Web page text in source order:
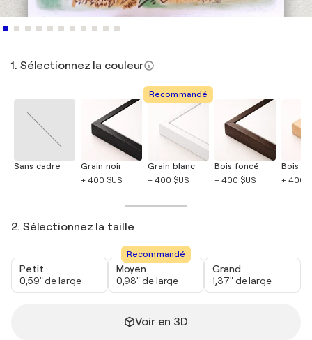
1. Sélectionnez la couleur
Sans cadre
Grain noir
+ 400 $US
Recommandé
Grain blanc
+ 400 $US
Bois foncé
+ 400 $US
Bois
+ 400
2. Sélectionnez la taille
Petit
0,59" de large
Recommandé
Moyen
0,98" de large
Grand
1,37" de large
Voir en 3D